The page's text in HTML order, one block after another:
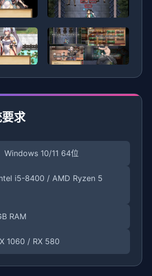
求
Windows 10/11 64位
i5-8400 / AMD Ryzen 5
RAM
1060 / RX 580